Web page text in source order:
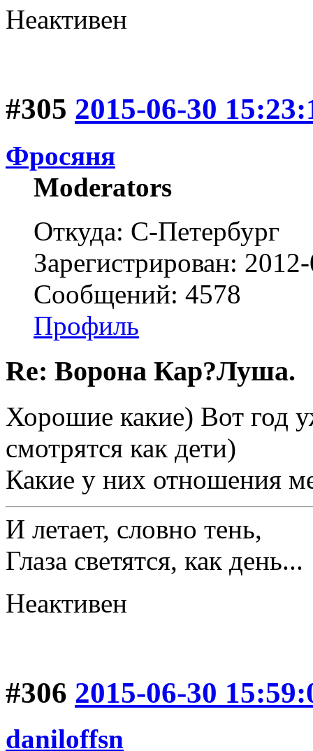
Неактивен
#305 2015-06-30
Фросяня
Moderators
Откуда: С-Петербург
Зарегистрирован:
Сообщений: 4578
Профиль
Re: Ворона Кар?Луша.
Хорошие какие) Вот год
смотрятся как дети)
Какие у них отношения
И летает, словно тень,
Глаза светятся, как день...
Неактивен
#306 2015-06-30
daniloffsn